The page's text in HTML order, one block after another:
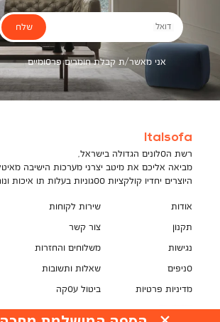
דואל
אני מאשר/ת קבלת חומרים פרסומיים
שלח
Italsofa
רשת הסלונים הגדולה בישראל,
מביאה אליכם את מיטב יצרני מערכות הישיבה
היוצרים יחדיו קולקציות ססגוניות בעלות תו איכות
אודות
תקנון
נגישות
סניפים
מדיניות פרטיות
שירות לקוחות
צור קשר
משלוחים והחזרות
שאלות ותשובות
ביטול עסקה
תקנון מועדון לקוחות